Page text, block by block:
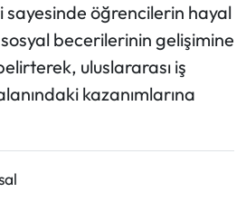
öğrencilerin hayal
sosyal becerilerinin gelişimine
uluslararası iş
kazanımlarına